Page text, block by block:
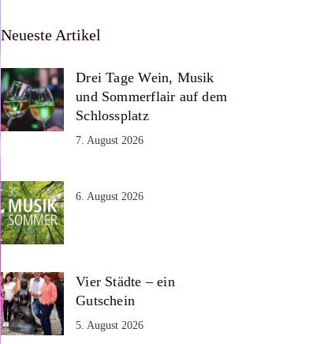
Neueste Artikel
Drei Tage Wein, Musik
und Sommerflair auf dem
Schlossplatz
7. August 2026
6. August 2026
Vier Städte – ein
Gutschein
5. August 2026